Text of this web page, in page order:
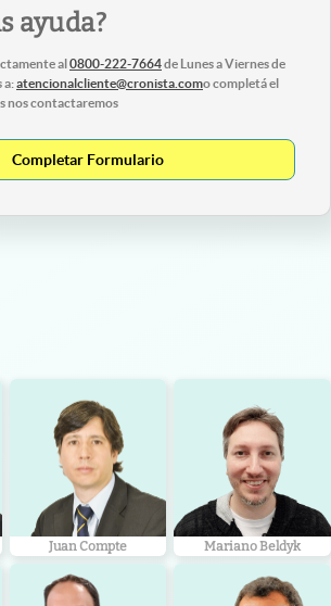
ayuda?
al 0800-222-7664de Lunes a Viernes de
a:atencionalcliente@cronista.como completá el
nos contactaremos
Completar Formulario
Juan Compte Mariano Beldyk